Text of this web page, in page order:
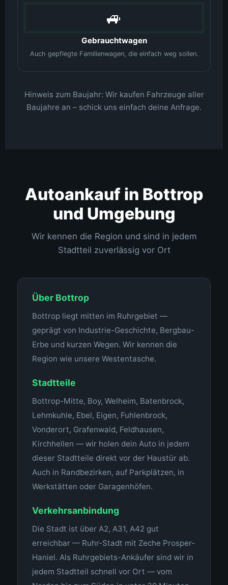
🚙
Gebrauchtwagen
Auch gepflegte Familienwagen, die einfach weg sollen.
Hinweis zum Baujahr: Wir kaufen Fahrzeuge aller
Baujahre an – schick uns einfach deine Anfrage.
Autoankauf in Bottrop
und Umgebung
Wir kennen die Region und sind in jedem
Stadtteil zuverlässig vor Ort
Über Bottrop
Bottrop liegt mitten im Ruhrgebiet —
geprägt von Industrie-Geschichte, Bergbau-
Erbe und kurzen Wegen. Wir kennen die
Region wie unsere Westentasche.
Stadtteile
Bottrop-Mitte, Boy, Welheim, Batenbrock,
Lehmkuhle, Ebel, Eigen, Fuhlenbrock,
Vonderort, Grafenwald, Feldhausen,
Kirchhellen — wir holen dein Auto in jedem
dieser Stadtteile direkt vor der Haustür ab.
Auch in Randbezirken, auf Parkplätzen, in
Werkstätten oder Garagenhöfen.
Verkehrsanbindung
Die Stadt ist über A2, A31, A42 gut
erreichbar — Ruhr-Stadt mit Zeche Prosper-
Haniel. Als Ruhrgebiets-Ankäufer sind wir in
jedem Stadtteil schnell vor Ort — vom